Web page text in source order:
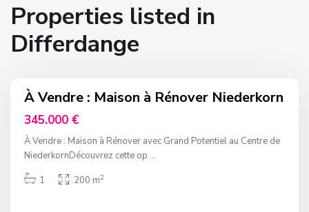
Properties listed in
Differdange
À Vendre : Maison à Rénover Niederkorn
345.000 €
À Vendre : Maison à Rénover avec Grand Potentiel au Centre de
NiederkornDécouvrez cette op ...
1
200 m2